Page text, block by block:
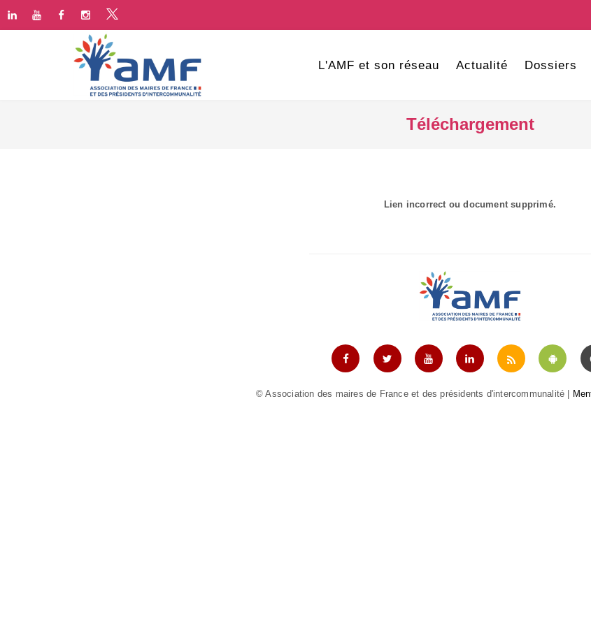
L'AMF et son réseau Actualité Dossiers
Téléchargement
Lien incorrect ou document supprimé.
© Association des maires de France et des présidents d'intercommunalité |